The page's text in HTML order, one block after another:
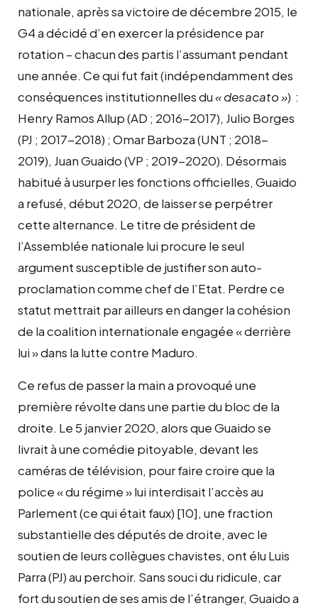
nationale, après sa victoire de décembre 2015, le
G4 a décidé d’en exercer la présidence par
rotation – chacun des partis l’assumant pendant
une année. Ce qui fut fait (indépendamment des
conséquences institutionnelles du« desacato ») :
Henry Ramos Allup (AD ; 2016-2017), Julio Borges
(PJ ; 2017-2018) ; Omar Barboza (UNT ; 2018-
2019), Juan Guaido (VP ; 2019-2020). Désormais
habitué à usurper les fonctions officielles, Guaido
a refusé, début 2020, de laisser se perpétrer
cette alternance. Le titre de président de
l’Assemblée nationale lui procure le seul
argument susceptible de justifier son auto-
proclamation comme chef de l’Etat. Perdre ce
statut mettrait par ailleurs en danger la cohésion
de la coalition internationale engagée « derrière
lui » dans la lutte contre Maduro.
Ce refus de passer la main a provoqué une
première révolte dans une partie du bloc de la
droite. Le 5 janvier 2020, alors que Guaido se
livrait à une comédie pitoyable, devant les
caméras de télévision, pour faire croire que la
police « du régime » lui interdisait l’accès au
Parlement (ce qui était faux) [10], une fraction
substantielle des députés de droite, avec le
soutien de leurs collègues chavistes, ont élu Luis
Parra (PJ) au perchoir. Sans souci du ridicule, car
fort du soutien de ses amis de l’étranger, Guaido a